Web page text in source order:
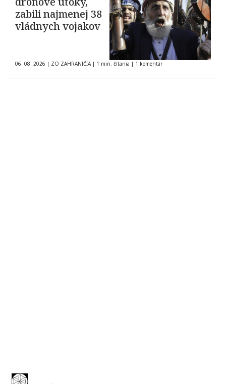
zabili najmenej 38
vládnych vojakov
06. 08. 2026 | ZO ZAHRANIČIA | 1 min. čítania | 1 komentár